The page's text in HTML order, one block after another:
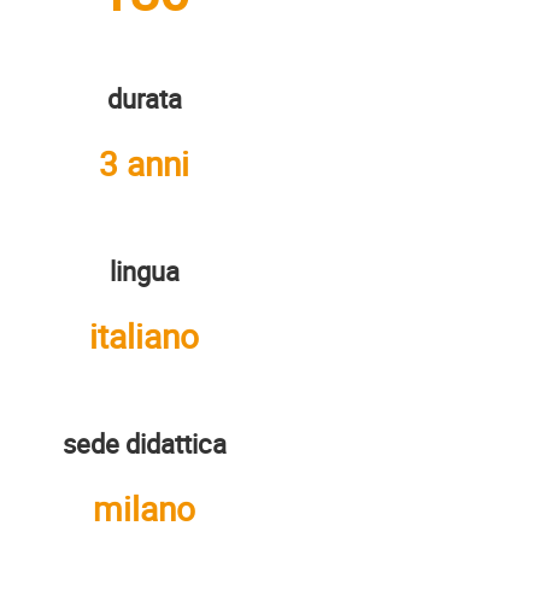
durata
3 anni
lingua
italiano
sede didattica
milano